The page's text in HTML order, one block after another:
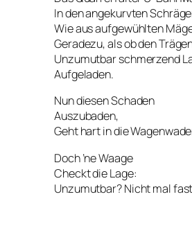
In den angekurvten
Wie aus aufgewühlten
Geradezu, als ob den
Unzumutbar schmerzend
Aufgeladen.
Nun diesen Schaden
Auszubaden,
Geht hart in die
Doch ’ne Waage
Checkt die Lage:
Unzumutbar? Nicht mal